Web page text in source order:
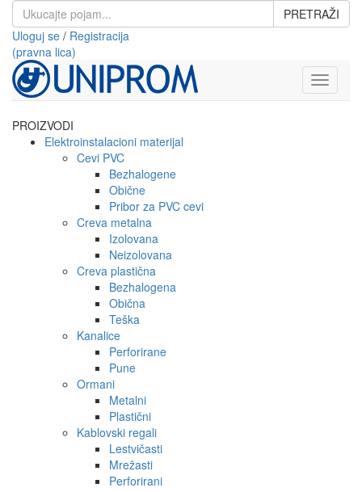
PRETRAŽI
Uloguj se / Registracija
(pravna lica)
Toggle
PROIZVODI
Elektroinstalacioni materijal
Cevi PVC
Bezhalogene
Obične
Pribor za PVC cevi
Creva metalna
Izolovana
Neizolovana
Creva plastična
Bezhalogena
Obična
Teška
Kanalice
Perforirane
Pune
Ormani
Metalni
Plastični
Kablovski regali
Lestvičasti
Mrežasti
Perforirani